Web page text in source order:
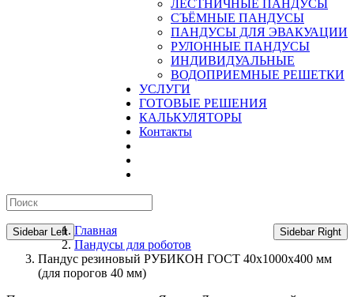
ЛЕСТНИЧНЫЕ ПАНДУСЫ
CЪЁМНЫЕ ПАНДУСЫ
ПАНДУСЫ ДЛЯ ЭВАКУАЦИИ
РУЛОННЫЕ ПАНДУСЫ
ИНДИВИДУАЛЬНЫЕ
ВОДОПРИЕМНЫЕ РЕШЕТКИ
УСЛУГИ
ГОТОВЫЕ РЕШЕНИЯ
КАЛЬКУЛЯТОРЫ
Контакты
Sidebar Left Sidebar Right
Главная
Пандусы для роботов
Пандус резиновый РУБИКОН ГОСТ 40х1000х400 мм
(для порогов 40 мм)